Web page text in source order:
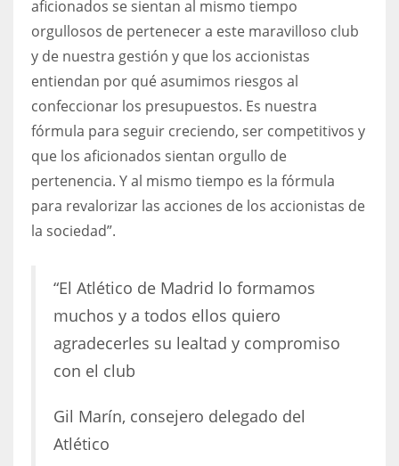
aficionados se sientan al mismo tiempo
orgullosos de pertenecer a este maravilloso club
y de nuestra gestión y que los accionistas
entiendan por qué asumimos riesgos al
confeccionar los presupuestos. Es nuestra
fórmula para seguir creciendo, ser competitivos y
que los aficionados sientan orgullo de
pertenencia. Y al mismo tiempo es la fórmula
para revalorizar las acciones de los accionistas de
la sociedad”.
“El Atlético de Madrid lo formamos
muchos y a todos ellos quiero
agradecerles su lealtad y compromiso
con el club
Gil Marín, consejero delegado del
Atlético